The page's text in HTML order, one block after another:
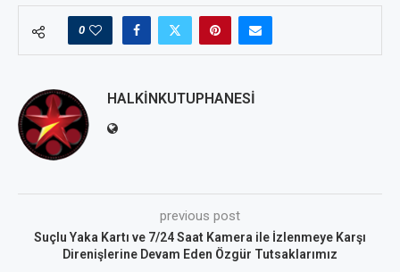
0
HALKINKUTUPHANESI
previous post
Suçlu Yaka Kartı ve 7/24 Saat Kamera ile İzlenmeye Karşı
Direnişlerine Devam Eden Özgür Tutsaklarımız